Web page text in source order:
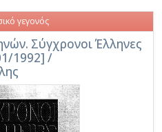
Σύγχρονοι Έλληνες
1992] /
γεγονός